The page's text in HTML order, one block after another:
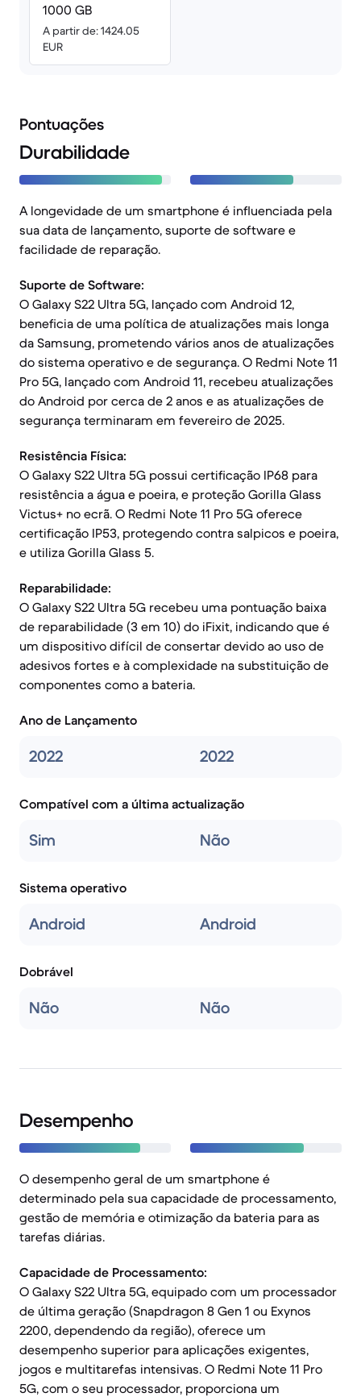
1000 GB
A partir de: 1424.05
EUR
Pontuações
Durabilidade
A longevidade de um smartphone é influenciada pela
sua data de lançamento, suporte de software e
facilidade de reparação.
Suporte de Software:
O Galaxy S22 Ultra 5G, lançado com Android 12,
beneficia de uma política de atualizações mais longa
da Samsung, prometendo vários anos de atualizações
do sistema operativo e de segurança. O Redmi Note 11
Pro 5G, lançado com Android 11, recebeu atualizações
do Android por cerca de 2 anos e as atualizações de
segurança terminaram em fevereiro de 2025.
Resistência Física:
O Galaxy S22 Ultra 5G possui certificação IP68 para
resistência a água e poeira, e proteção Gorilla Glass
Victus+ no ecrã. O Redmi Note 11 Pro 5G oferece
certificação IP53, protegendo contra salpicos e poeira,
e utiliza Gorilla Glass 5.
Reparabilidade:
O Galaxy S22 Ultra 5G recebeu uma pontuação baixa
de reparabilidade (3 em 10) do iFixit, indicando que é
um dispositivo difícil de consertar devido ao uso de
adesivos fortes e à complexidade na substituição de
componentes como a bateria.
Ano de Lançamento
2022 2022
Compatível com a última actualização
Sim Não
Sistema operativo
Android Android
Dobrável
Não Não
Desempenho
O desempenho geral de um smartphone é
determinado pela sua capacidade de processamento,
gestão de memória e otimização da bateria para as
tarefas diárias.
Capacidade de Processamento:
O Galaxy S22 Ultra 5G, equipado com um processador
de última geração (Snapdragon 8 Gen 1 ou Exynos
2200, dependendo da região), oferece um
desempenho superior para aplicações exigentes,
jogos e multitarefas intensivas. O Redmi Note 11 Pro
5G, com o seu processador, proporciona um